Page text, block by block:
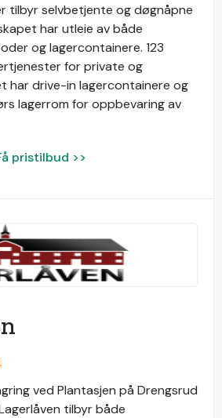
tilbyr selvbetjente og døgnåpne
har utleie av både
og lagercontainere. 123
for private og
har drive-in lagercontainere og
lagerrom for oppbevaring av
pristilbud >>
ved Plantasjen på Drengsrud
tilbyr både